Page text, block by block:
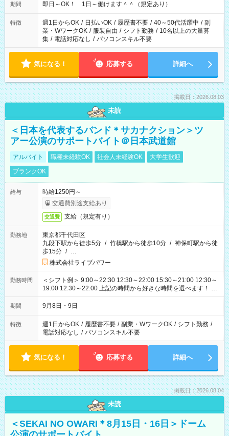
期間 即日～OK！ 1日～働けます＾＾（規定あり）
特徴 週1日からOK / 日払いOK / 履歴書不要 / 40～50代活躍中 / 副
業・WワークOK / 服装自由 / シフト勤務 / 10名以上の大量募
集 / 電話対応なし / パソコンスキル不要
気になる！ 応募する 詳細へ
掲載日：2026.08.03
未読
＜日本を代表するバンド＊サカナクション＞ツ
アー公演のサポートバイト＠日本武道館
アルバイト 職種未経験OK 社会人未経験OK
大学生歓迎
ブランクOK
給与
時給1250円～
交通費別途支給あり
交通費 支給（規定有り）
勤務地
東京都千代田区
九段下駅から徒歩5分 / 竹橋駅から徒歩10分 / 神保町駅から徒
歩15分 / …
株式会社ライブパワー
勤務時間
＜シフト例＞ 9:00～22:30 12:30～22:00 15:30～21:00 12:30～
19:00 12:30～22:00 上記の時間から好きな時間を選べます！ ※
時間は変更となる可能性があります
期間 9月8日・9日
特徴 週1日からOK / 履歴書不要 / 副業・WワークOK / シフト勤務 /
電話対応なし / パソコンスキル不要
気になる！ 応募する 詳細へ
掲載日：2026.08.04
未読
＜SEKAI NO OWARI＊8月15日・16日＞ドーム